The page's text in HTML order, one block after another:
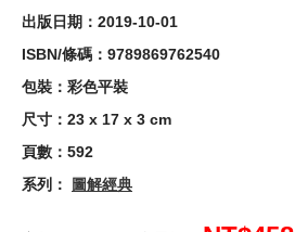
出版日期：2019-10-01
ISBN/條碼：9789869762540
包裝：彩色平裝
尺寸：23 x 17 x 3 cm
頁數：592
系列：
圖解經典